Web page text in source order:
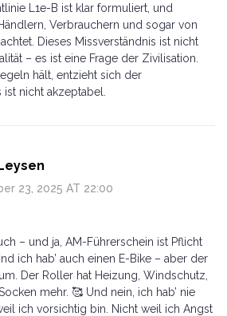
L1e-B ist klar formuliert, und
Verbrauchern und sogar von
Dieses Missverständnis ist nicht
– es ist eine Frage der Zivilisation.
hält, entzieht sich der
nicht akzeptabel.
23, 2025 AT 22:00
– und ja, AM-Führerschein ist Pflicht
ich hab’ auch einen E-Bike – aber der
Der Roller hat Heizung, Windschutz,
mehr. 🥰 Und nein, ich hab’ nie
ich vorsichtig bin. Nicht weil ich Angst